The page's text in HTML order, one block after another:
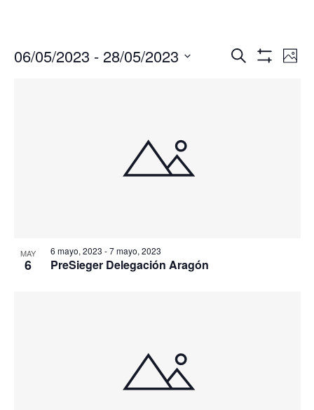
Buscar
de
Foto
06/05/2023 - 28/05/2023
MAY
6
6 mayo, 2023 -7 mayo, 2023
PreSieger Delegación Aragón